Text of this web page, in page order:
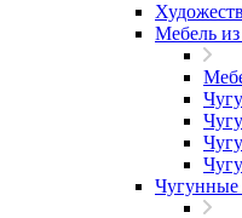
Мебель из
Чугунные